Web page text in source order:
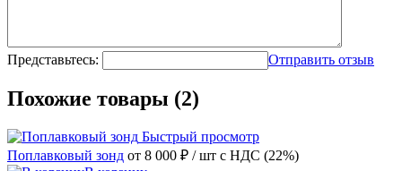
Представьтесь: Отправить отзыв
Похожие товары (2)
Быстрый просмотр
Поплавковый зонд от 8 000 ₽ / шт с НДС (22%)